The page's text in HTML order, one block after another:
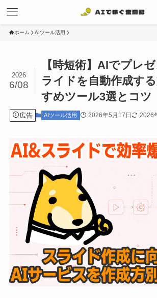
ホーム AIツール活用
【時短術】AIでプレ
ライドを自動作成す
すめツール3選とコツ
2026
6/08
広告 AIツール活用 2026年5月17日 2026